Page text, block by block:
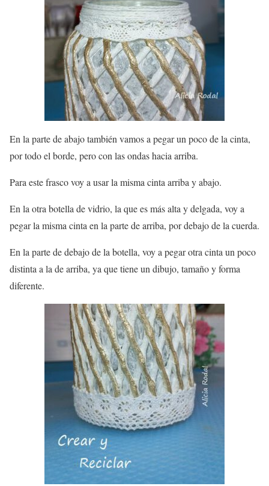
En la parte de abajo también vamos a pegar un poco de la cinta,
por todo el borde, pero con las ondas hacia arriba.
Para este frasco voy a usar la misma cinta arriba y abajo.
En la otra botella de vidrio, la que es más alta y delgada, voy a
pegar la misma cinta en la parte de arriba, por debajo de la cuerda.
En la parte de debajo de la botella, voy a pegar otra cinta un poco
distinta a la de arriba, ya que tiene un dibujo, tamaño y forma
diferente.